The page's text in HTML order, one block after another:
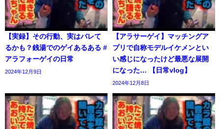
【実録】その行動、実はバレて
るかも？銭湯でのゲイあるある #
アラフォーゲイの日常
2024年12月9日
【アラサーゲイ】マッチングア
プリで自称モデルイケメンとい
い感じになったけど最悪な展開
になった… 【日常vlog】
2024年12月8日